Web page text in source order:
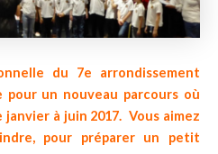
du 7e arrondissement
pour un nouveau parcours où
janvier à juin 2017. Vous aimez
pour préparer un petit